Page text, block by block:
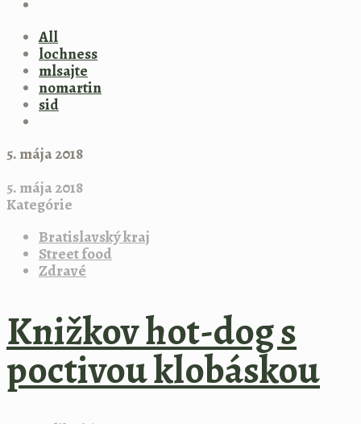
All
lochness
mlsajte
nomartin
sid
5. mája 2018
5. mája 2018
Kategórie
Bratislavský kraj
Street food
Zdravé
Knižkov hot-dog s
poctivou klobáskou